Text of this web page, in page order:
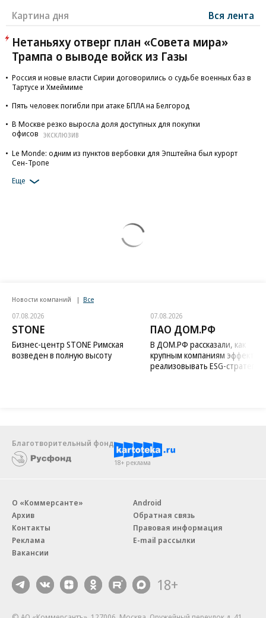
Картина дня Вся лента
Нетаньяху отверг план «Совета мира»
Трампа о выводе войск из Газы
Россия и новые власти Сирии договорились о судьбе военных баз в
Тартусе и Хмеймиме
Пять человек погибли при атаке БПЛА на Белгород
В Москве резко выросла доля доступных для покупки
офисов
ЭКСКЛЮЗИВ
Le Monde: одним из пунктов вербовки для Эпштейна был курорт
Сен-Тропе
Еще
Новости компаний Все
07.08.2026
STONE
Бизнес-центр STONE Римская
возведен в полную высоту
07.08.2026
ПАО ДОМ.РФ
В ДОМ.РФ рассказали, как
крупным компаниям
реализовывать ESG-стратегию
Благотворительный фонд
18+ реклама
О «Коммерсанте»
Архив
Контакты
Реклама
Вакансии
Android
Обратная связь
Правовая информация
E-mail рассылки
18+